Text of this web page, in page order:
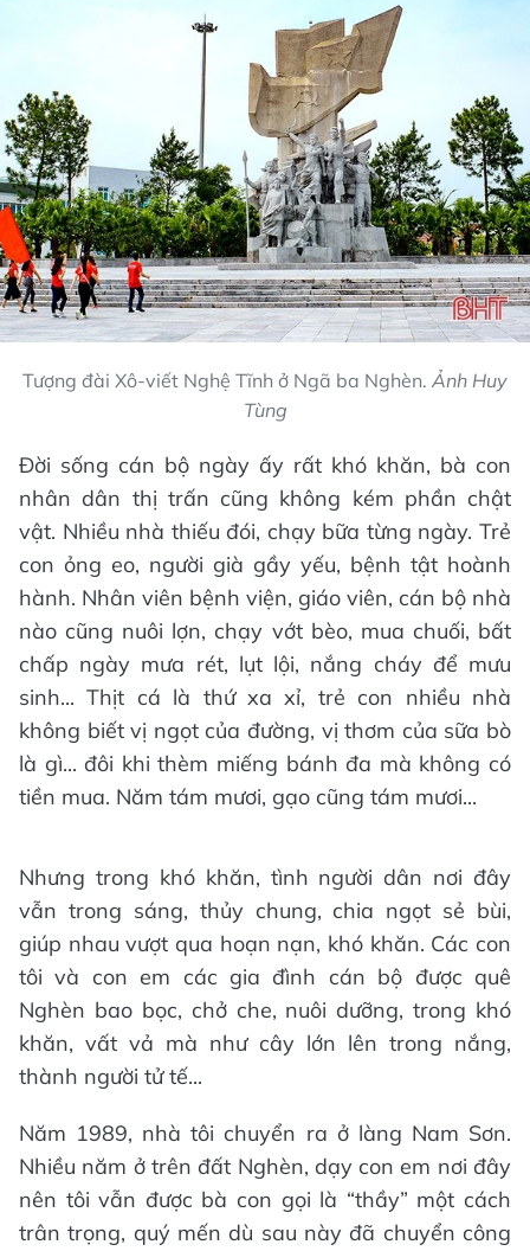
Tượng đài Xô-viết Nghệ Tĩnh ở Ngã ba Nghèn. Ảnh Huy
Tùng
Đời sống cán bộ ngày ấy rất khó khăn, bà con
nhân dân thị trấn cũng không kém phần chật
vật. Nhiều nhà thiếu đói, chạy bữa từng ngày. Trẻ
con ỏng eo, người già gầy yếu, bệnh tật hoành
hành. Nhân viên bệnh viện, giáo viên, cán bộ nhà
nào cũng nuôi lợn, chạy vớt bèo, mua chuối, bất
chấp ngày mưa rét, lụt lội, nắng cháy để mưu
sinh... Thịt cá là thứ xa xỉ, trẻ con nhiều nhà
không biết vị ngọt của đường, vị thơm của sữa bò
là gì... đôi khi thèm miếng bánh đa mà không có
tiền mua. Năm tám mươi, gạo cũng tám mươi...
Nhưng trong khó khăn, tình người dân nơi đây
vẫn trong sáng, thủy chung, chia ngọt sẻ bùi,
giúp nhau vượt qua hoạn nạn, khó khăn. Các con
tôi và con em các gia đình cán bộ được quê
Nghèn bao bọc, chở che, nuôi dưỡng, trong khó
khăn, vất vả mà như cây lớn lên trong nắng,
thành người tử tế...
Năm 1989, nhà tôi chuyển ra ở làng Nam Sơn.
Nhiều năm ở trên đất Nghèn, dạy con em nơi đây
nên tôi vẫn được bà con gọi là “thầy” một cách
trân trọng, quý mến dù sau này đã chuyển công